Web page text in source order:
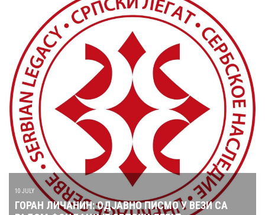
10 JULY
ГОРАН ЛИЧАНИН: ОДЈАВНО ПИСМО У ВЕЗИ СА